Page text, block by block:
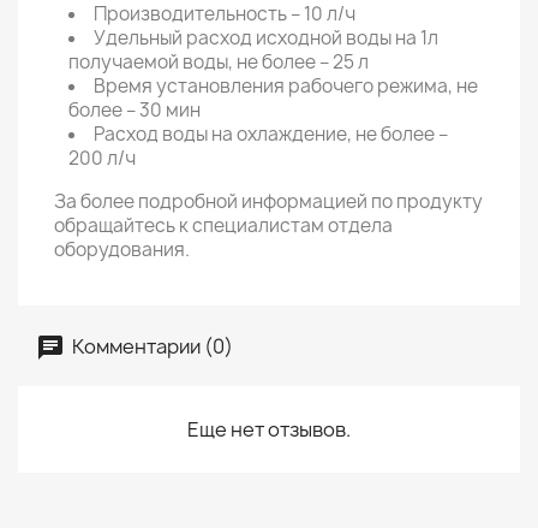
Производительность – 10 л/ч
Удельный расход исходной воды на 1л
получаемой воды, не более – 25 л
Время установления рабочего режима, не
более – 30 мин
Расход воды на охлаждение, не более –
200 л/ч
За более подробной информацией по продукту
обращайтесь к специалистам отдела
оборудования.
Комментарии (0)
Еще нет отзывов.